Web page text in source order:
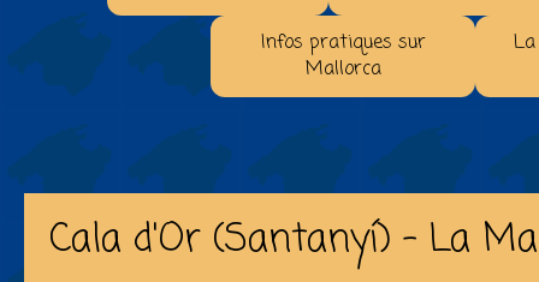
Infos pratiques sur
Mallorca
Cala d'Or (Santanyí) - La